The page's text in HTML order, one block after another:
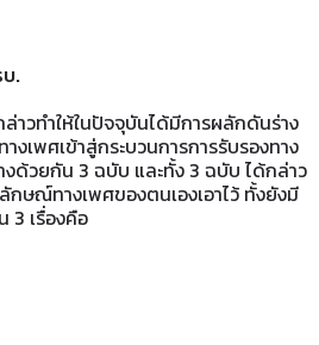
.
าวทำให้ในปัจจุบันได้มีการผลักดันร่าง
พศเข้าสู่กระบวนการการรับรองทาง
ด้วยกัน 3 ฉบับ และทั้ง 3 ฉบับ ได้กล่าว
ษณ์ทางเพศของตนเองเอาไว้ ทั้งยังมี
3 เรื่องคือ